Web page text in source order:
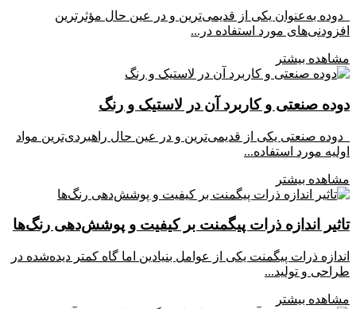
دوده به‌عنوان یکی از قدیمی‌ترین و در عین حال مؤثرترین
افزودنی‌های مورد استفاده در...
مشاهده بیشتر
دوده صنعتی و کاربرد آن در لاستیک و رنگ
دوده صنعتی یکی از قدیمی‌ترین و در عین حال راهبردی‌ترین مواد
اولیه مورد استفاده...
مشاهده بیشتر
تاثیر اندازه ذرات پیگمنت بر کیفیت و پوشش‌دهی رنگ‌ها
اندازه ذرات پیگمنت یکی از عوامل بنیادین اما گاه کمتر دیده‌شده در
طراحی و تولید...
مشاهده بیشتر